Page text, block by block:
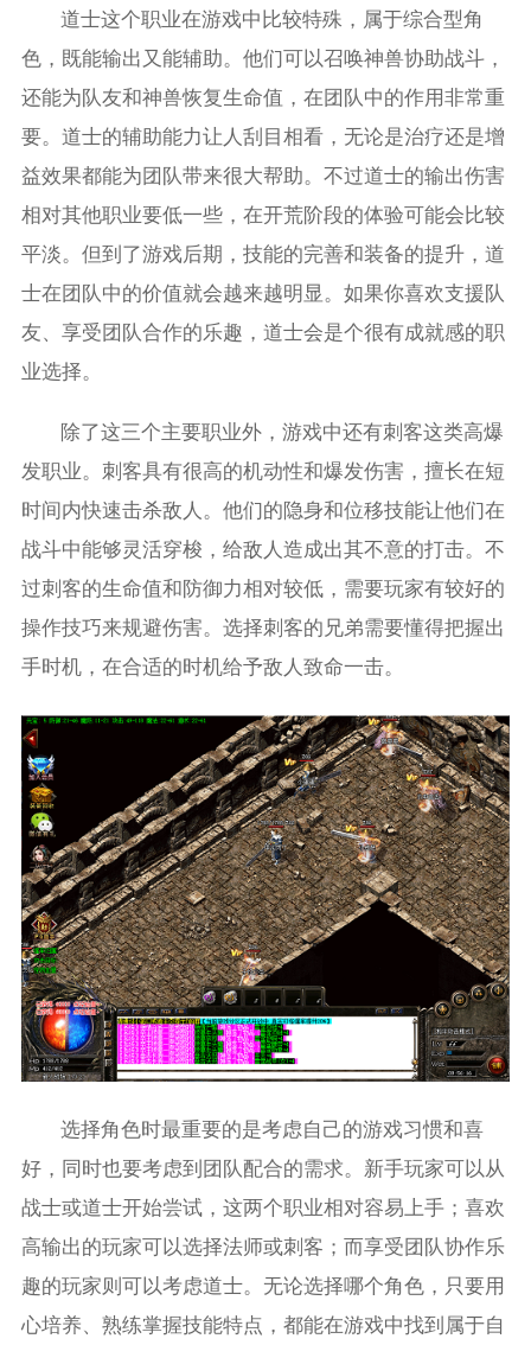
道士这个职业在游戏中比较特殊，属于综合型角
色，既能输出又能辅助。他们可以召唤神兽协助战斗，
还能为队友和神兽恢复生命值，在团队中的作用非常重
要。道士的辅助能力让人刮目相看，无论是治疗还是增
益效果都能为团队带来很大帮助。不过道士的输出伤害
相对其他职业要低一些，在开荒阶段的体验可能会比较
平淡。但到了游戏后期，技能的完善和装备的提升，道
士在团队中的价值就会越来越明显。如果你喜欢支援队
友、享受团队合作的乐趣，道士会是个很有成就感的职
业选择。
除了这三个主要职业外，游戏中还有刺客这类高爆
发职业。刺客具有很高的机动性和爆发伤害，擅长在短
时间内快速击杀敌人。他们的隐身和位移技能让他们在
战斗中能够灵活穿梭，给敌人造成出其不意的打击。不
过刺客的生命值和防御力相对较低，需要玩家有较好的
操作技巧来规避伤害。选择刺客的兄弟需要懂得把握出
手时机，在合适的时机给予敌人致命一击。
选择角色时最重要的是考虑自己的游戏习惯和喜
好，同时也要考虑到团队配合的需求。新手玩家可以从
战士或道士开始尝试，这两个职业相对容易上手；喜欢
高输出的玩家可以选择法师或刺客；而享受团队协作乐
趣的玩家则可以考虑道士。无论选择哪个角色，只要用
心培养、熟练掌握技能特点，都能在游戏中找到属于自